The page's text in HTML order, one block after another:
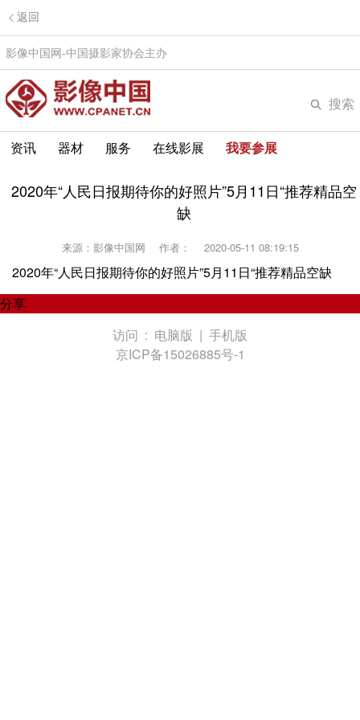
返回
影像中国网-中国摄影家协会主办
搜索
资讯 器材 服务 在线影展 我要参展
2020年“人民日报期待你的好照片”5月11日“推荐精品空
缺
来源：影像中国网 作者： 2020-05-11 08:19:15
2020年“人民日报期待你的好照片”5月11日“推荐精品空缺
分享
访问 : 电脑版 | 手机版
京ICP备15026885号-1